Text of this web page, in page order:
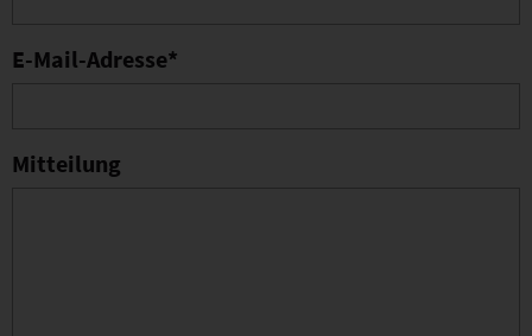
E-Mail-Adresse*
Mitteilung